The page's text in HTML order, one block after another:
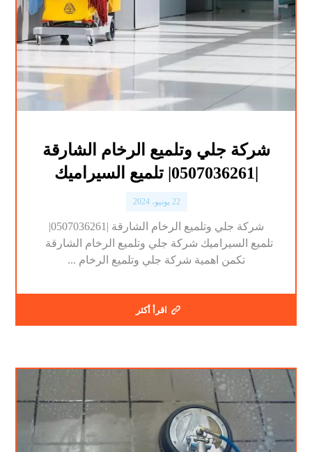
شركة جلي وتلميع الرخام الشارقة
|0507036261| تلميع السيراميك
22 يونيو، 2024
شركة جلي وتلميع الرخام الشارقة |0507036261|
تلميع السيراميك شركة جلي وتلميع الرخام الشارقة
تكمن اهمية شركة جلي وتلميع الرخام ...
اقرأ أكثر